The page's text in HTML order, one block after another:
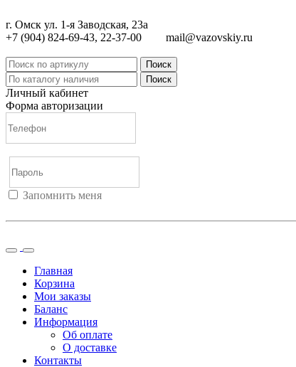
г. Омск ул. 1-я Заводская, 23а
+7 (904) 824-69-43, 22-37-00
mail@vazovskiy.ru
Поиск
Поиск
Личный кабинет
Форма авторизации
Запомнить меня
Главная
Корзина
Мои заказы
Баланс
Информация
Об оплате
О доставке
Контакты